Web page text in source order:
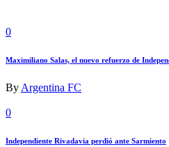
0
Maximiliano Salas, el nuevo refuerzo de
By Argentina FC
0
Independiente Rivadavia perdió ante Sarmiento